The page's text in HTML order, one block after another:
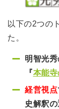
以下の2つの
た。
明智光
『本能
経営視点
史解釈